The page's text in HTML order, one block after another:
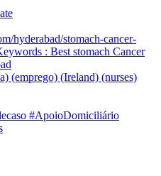
hyderabad/stomach-cancer-
: Best stomach Cancer
(emprego) (Ireland) (nurses)
#ApoioDomiciliário